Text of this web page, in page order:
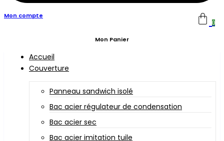
Mon compte
0
Mon Panier
Accueil
Couverture
Panneau sandwich isolé
Bac acier régulateur de condensation
Bac acier sec
Bac acier imitation tuile